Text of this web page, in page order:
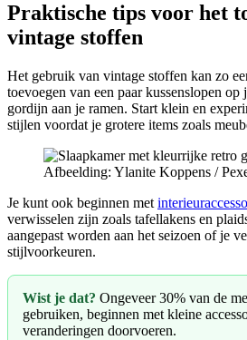
Praktische tips voor het
vintage stoffen
Het gebruik van vintage stoffen kan zo
toevoegen van een paar kussenslopen
gordijn aan je ramen. Start klein en
stijlen voordat je grotere items zoals
Afbeelding: Ylanite Koppens /
Je kunt ook beginnen met
verwisselen zijn zoals tafellakens en
aangepast worden aan het seizoen of je
stijlvoorkeuren.
Wist je dat? Ongeveer 30% van de
gebruiken, beginnen met kleine
veranderingen doorvoeren.